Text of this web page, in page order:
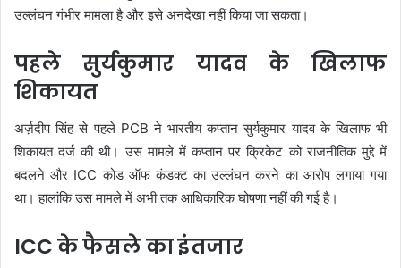
उल्लंघन गंभीर मामला है और इसे अनदेखा नहीं किया जा सकता।
पहले सुर्यकुमार यादव के खिलाफ
शिकायत
अर्ज़दीप सिंह से पहले PCB ने भारतीय कप्तान सुर्यकुमार यादव के खिलाफ भी
शिकायत दर्ज की थी। उस मामले में कप्तान पर क्रिकेट को राजनीतिक मुद्दे में
बदलने और ICC कोड ऑफ कंडक्ट का उल्लंघन करने का आरोप लगाया गया
था। हालांकि उस मामले में अभी तक आधिकारिक घोषणा नहीं की गई है।
ICC के फैसले का इंतजार